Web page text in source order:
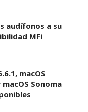
audífonos a su
MFi
macOS
Sonoma